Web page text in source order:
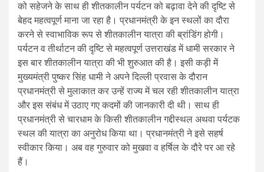
को सहेजने के साथ ही शीतकालीन पर्यटन को बढ़ावा देने की दृष्टि से
बेहद महत्वपूर्ण माना जा रहा है। प्रधानमंत्री के इन स्थलों का दौरा
करने से स्वाभाविक रूप से शीतकालीन यात्रा की ब्रांडिंग होगी।
पर्यटन व तीर्थाटन की दृष्टि से महत्वपूर्ण उत्तराखंड में धामी सरकार ने
इस बार शीतकालीन यात्रा की भी शुरुआत की है। इसी कड़ी में
मुख्यमंत्री पुष्कर सिंह धामी ने अपने दिल्ली प्रवास के दौरान
प्रधानमंत्री से मुलाकात कर उन्हें राज्य में चल रही शीतकालीन यात्रा
और इस संबंध में उठाए गए कदमों की जानकारी दी थी। साथ ही
प्रधानमंत्री से चारधाम के किसी शीतकालीन गद्दीस्थल अथवा पर्यटक
स्थल की यात्रा का अनुरोध किया था। प्रधानमंत्री ने इसे सहर्ष
स्वीकार किया। अब वह गुरुवार को मुखवा व हर्षिल के दौरे पर आ रहे
हैं।